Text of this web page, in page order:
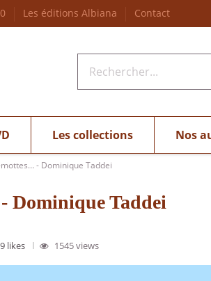
Les éditions Albiana Contact
Les collections Nos
- Dominique Taddei
Dominique Taddei
9 likes 1545 views